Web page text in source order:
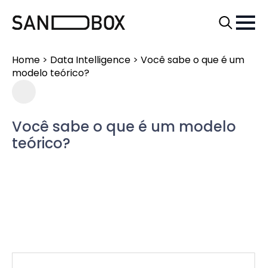
Home > Data Intelligence > Você sabe o que é um
modelo teórico?
Você sabe o que é um modelo
teórico?